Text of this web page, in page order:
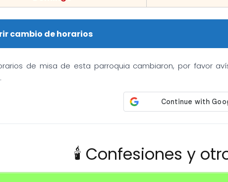
cambio de horarios
de misa de esta parroquia cambiaron, por favor
🕯️ Confesiones y